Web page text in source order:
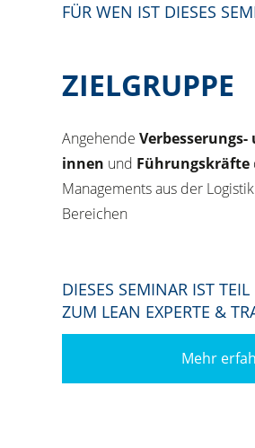
FÜR WEN IST DIESES
ZIELGRUPPE
Angehende
innen und Führungskräfte
Managements aus der
Bereichen
DIESES SEMINAR IST
ZUM LEAN EXPERTE &
Mehr